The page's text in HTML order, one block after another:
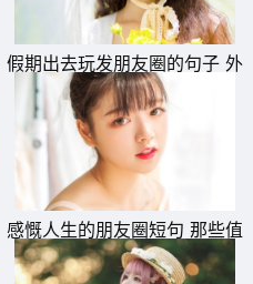
就可以打动一个人。
手一样没有挽回的余地。
还是很喜欢。
假期出去玩发朋友圈的句子 外
出散心的文艺说说
感慨人生的朋友圈短句 那些值
得珍藏一生的句子